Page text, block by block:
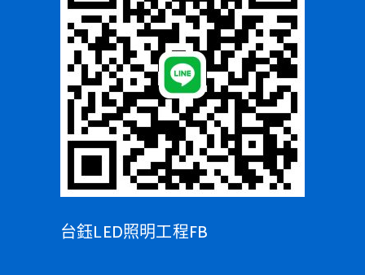
台鈺LED照明工程FB